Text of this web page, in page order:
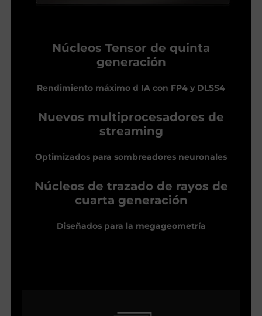
Núcleos Tensor de quinta
generación
Rendimiento máximo d IA con FP4 y DLSS4
Nuevos multiprocesadores de
streaming
Optimizados para sombreadores neuronales
Núcleos de trazado de rayos de
cuarta generación
Diseñados para la megageometría